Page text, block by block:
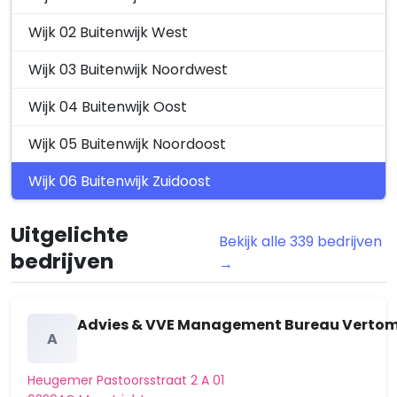
Aanvraag Omgevingsvergunning
flora- en fauna-activiteit
renoveren van woningen,…
26 september 2025
Zaak Z2025-00005521 het realiseren van
een oprit vóór de woning | Verlenging
Be…
Langwaterstraat 6, 6227RZ Maastricht
24 september 2025
Holdaal 62, 6228GH Maastricht.
Kennisgeving nieuwe aanvraag
Holdaal 62, 6228GH Maastricht
23 september 2025
Zaak Z2025-00002189 het uitbreiden
Wijk 02 Buitenwijk West
Wijk 03 Buitenwijk Noordwest
Wijk 04 Buitenwijk Oost
Wijk 05 Buitenwijk Noordoost
Wijk 06 Buitenwijk Zuidoost
Uitgelichte
bedrijven
Bekijk alle 339 bedrijven
→
A
Advies & VVE Management Bureau
Heugemer Pastoorsstraat 2 A 01